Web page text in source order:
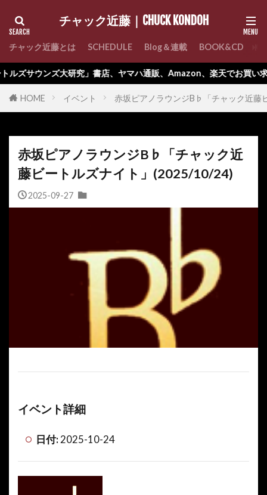
チャック近藤｜CHUCK KONDOH
チャック近藤とは SCHEDULE Blog＆連載 BOOK&CD
ズ大研究」書店、ヤマハ通販、Amazon、楽天でお買い求めくだ
HOME イベント 赤坂ピアノラウンジB♭「チャック近藤
赤坂ピアノラウンジB♭「チャック近
藤ビートルズナイト」(2025/10/24)
2025-09-27
イベント詳細
日付:2025-10-24